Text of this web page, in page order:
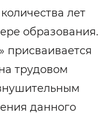
лет
образования.
присваивается
трудовом
данного